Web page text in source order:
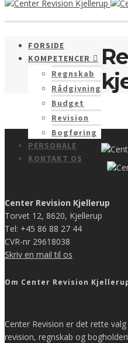
FORSIDE
KOMPETENCER
Regnskab
Rådgivning
Budget
Revision
Bogføring
PERSONALE
KONTAKT OS
Center Revision Kjellerup
Torvet 12, 8620, Kjellerup
Tel: +45 86 88 27 44
CVR-nr 29618038
Skriv en mail til os
Om Center Revision
Center Revision er det rette
revision, regnskab og